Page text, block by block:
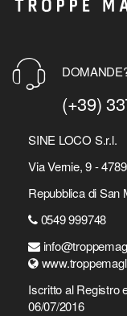
(+39)
SINE LOCO S.r.l.
Via Vernie, 9 -
Repubblica di San
0549 999748
Iscritto al Registro
06/07/2016